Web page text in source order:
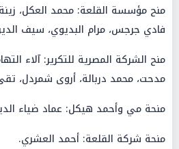
منح مؤسسة القلعة: محمد العكل،
فادي جرجس، مرام البديوي، سيف
منح الشركة المصرية للتكرير: آلاء
مدحت، محمد دربالة، أروى شمردل،
منحة مي وأحمد هيكل: عماد ضياء
منحة شركة القلعة: أحمد العشري.